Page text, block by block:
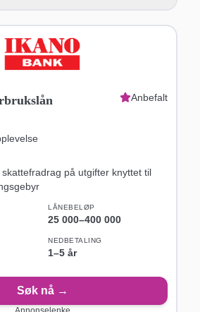
Anbefalt
på utgifter knyttet til
LÅNEBELØP
25 000–400 000
NEDBETALING
1–5 år
Søk nå →